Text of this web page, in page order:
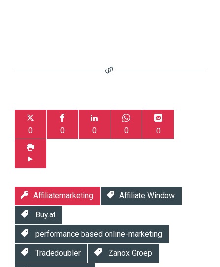
0 0 0 0 0
Affiliatemarketing Affiliate Window
Buy.at
performance based online-marketing
Tradedoubler Zanox Groep